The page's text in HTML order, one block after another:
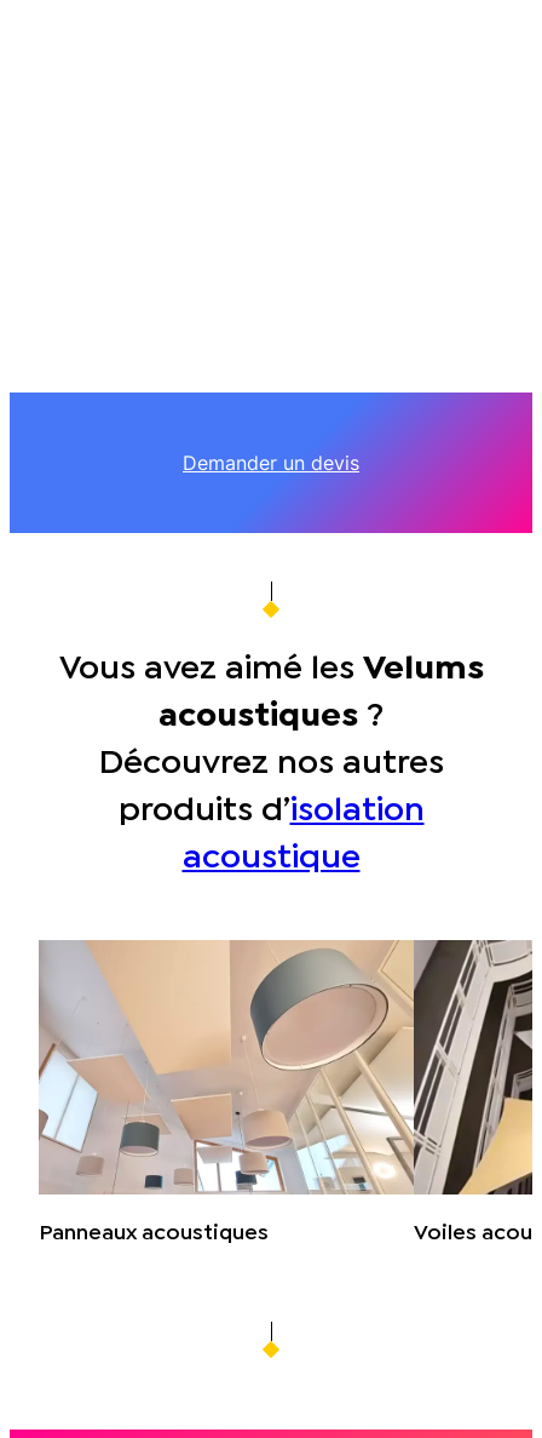
Demander un devis
Vous avez aimé les Velums
acoustiques ?
Découvrez nos autres
produits d’isolation
acoustique
Panneaux acoustiques Voiles